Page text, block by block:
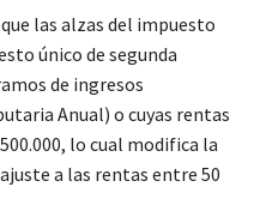
las alzas del impuesto
único de segunda
de ingresos
Anual) o cuyas rentas
lo cual modifica la
a las rentas entre 50